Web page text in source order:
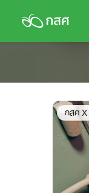
content
กสศ